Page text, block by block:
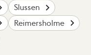
Slussen
Reimersholme